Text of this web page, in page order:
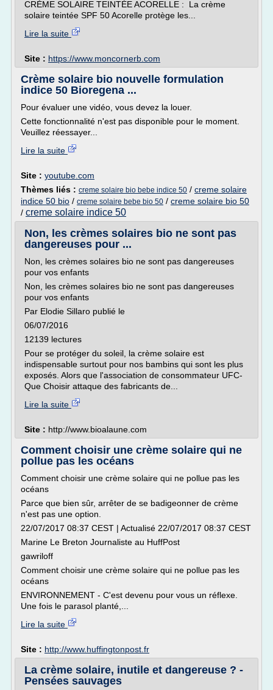
CRÈME SOLAIRE TEINTÉE ACORELLE : La crème
solaire teintée SPF 50 Acorelle protège les...
Lire la suite
Site : https://www.moncornerb.com
Crème solaire bio nouvelle formulation
indice 50 Bioregena ...
Pour évaluer une vidéo, vous devez la louer.
Cette fonctionnalité n'est pas disponible pour le moment.
Veuillez réessayer...
Lire la suite
Site : youtube.com
Thèmes liés : creme solaire bio bebe indice 50 / creme solaire
indice 50 bio / creme solaire bebe bio 50 / creme solaire bio 50
/ creme solaire indice 50
Non, les crèmes solaires bio ne sont pas
dangereuses pour ...
Non, les crèmes solaires bio ne sont pas dangereuses
pour vos enfants
Non, les crèmes solaires bio ne sont pas dangereuses
pour vos enfants
Par Elodie Sillaro publié le
06/07/2016
12139 lectures
Pour se protéger du soleil, la crème solaire est
indispensable surtout pour nos bambins qui sont les plus
exposés. Alors que l'association de consommateur UFC-
Que Choisir attaque des fabricants de...
Lire la suite
Site : http://www.bioalaune.com
Comment choisir une crème solaire qui ne
pollue pas les océans
Comment choisir une crème solaire qui ne pollue pas les
océans
Parce que bien sûr, arrêter de se badigeonner de crème
n'est pas une option.
22/07/2017 08:37 CEST | Actualisé 22/07/2017 08:37 CEST
Marine Le Breton Journaliste au HuffPost
gawriloff
Comment choisir une crème solaire qui ne pollue pas les
océans
ENVIRONNEMENT - C'est devenu pour vous un réflexe.
Une fois le parasol planté,...
Lire la suite
Site : http://www.huffingtonpost.fr
La crème solaire, inutile et dangereuse ? -
Pensées sauvages